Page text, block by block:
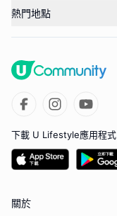
熱門地點
下載 U Lifestyle應用程式
關於